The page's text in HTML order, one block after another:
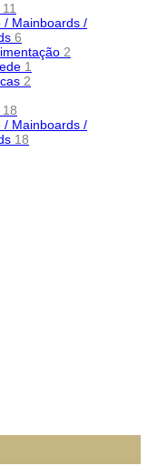
11
/ Mainboards /
6
2
1
2
18
/ Mainboards /
18